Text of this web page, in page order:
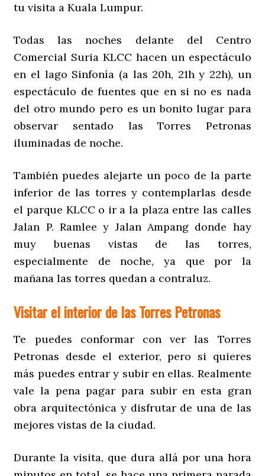
tu visita a Kuala Lumpur.
Todas las noches delante del Centro
Comercial Suria KLCC hacen un espectáculo
en el lago Sinfonía (a las 20h, 21h y 22h), un
espectáculo de fuentes que en si no es nada
del otro mundo pero es un bonito lugar para
observar sentado las Torres Petronas
iluminadas de noche.
También puedes alejarte un poco de la parte
inferior de las torres y contemplarlas desde
el parque KLCC o ir a la plaza entre las calles
Jalan P. Ramlee y Jalan Ampang donde hay
muy buenas vistas de las torres,
especialmente de noche, ya que por la
mañana las torres quedan a contraluz.
Visitar el interior de las Torres Petronas
Te puedes conformar con ver las Torres
Petronas desde el exterior, pero si quieres
más puedes entrar y subir en ellas. Realmente
vale la pena pagar para subir en esta gran
obra arquitectónica y disfrutar de una de las
mejores vistas de la ciudad.
Durante la visita, que dura allá por una hora